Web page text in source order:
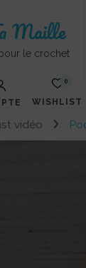
Maille
le crochet
0
WISHLIST
vidéo